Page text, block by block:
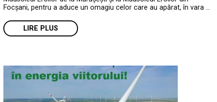
Focșani, pentru a aduce un omagiu celor care au apărat, în vara …
LIRE PLUS